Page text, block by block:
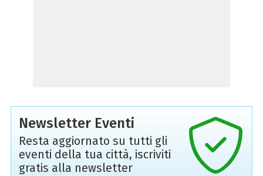
Newsletter Eventi
Resta aggiornato su tutti gli
eventi della tua città, iscriviti
gratis alla newsletter